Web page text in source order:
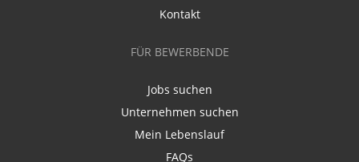
Kontakt
FÜR BEWERBENDE
Jobs suchen
Unternehmen suchen
Mein Lebenslauf
FAQs